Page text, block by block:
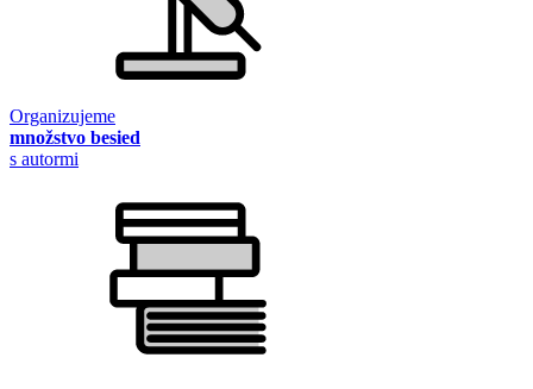
Organizujeme
množstvo besied
s autormi